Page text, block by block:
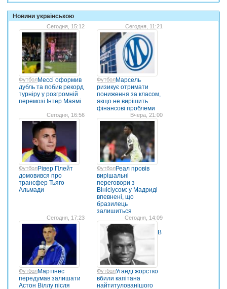
Новини українською
Сегодня, 15:12
ФутболМессі оформив
дубль та побив рекорд
турніру у розгромній
перемозі Інтер Маямі
Сегодня, 11:21
ФутболМарсель
ризикує отримати
пониження за класом,
якщо не вирішить
фінансові проблеми
Сегодня, 16:56
ФутболРівер Плейт
домовився про
трансфер Тьяго
Альмади
Вчера, 21:00
ФутболРеал провів
вирішальні
переговори з
Вінісіусом: у Мадриді
впевнені, що
бразилець
залишиться
Сегодня, 17:23
ФутболМартінес
передумав залишати
Астон Віллу після
Сегодня, 14:09
Футбол
В
Уганді жорстко
вбили капітана
найтитулованішого